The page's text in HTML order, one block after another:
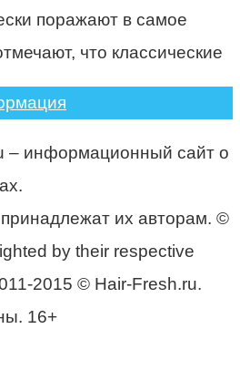
поражают в самое
что классические
– информационный сайт о
их авторам. ©
by their respective
2015 © Hair-Fresh.ru.
16+